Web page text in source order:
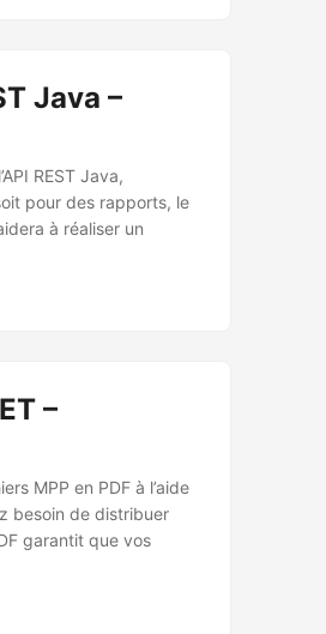
Java –
REST Java,
pour des rapports, le
à réaliser un
–
MPP en PDF à l’aide
besoin de distribuer
garantit que vos